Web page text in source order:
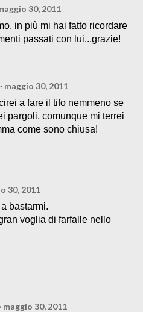
30, 2011
in più mi hai fatto ricordare
passati con lui...grazie!
maggio 30, 2011
a fare il tifo nemmeno se
pargoli, comunque mi terrei
come sono chiusa!
30, 2011
bastarmi.
voglia di farfalle nello
maggio 30, 2011